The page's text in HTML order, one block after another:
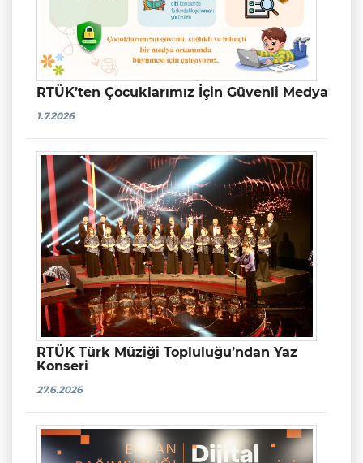
RTÜK’ten Çocuklarımız İçin Güvenli Medya
1.7.2026
RTÜK Türk Müziği Topluluğu’ndan Yaz
Konseri
27.6.2026